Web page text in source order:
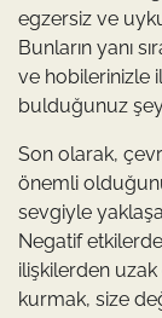
egzersiz ve
Bunların yanı
ve hobilerinizle
bulduğunuz
Son olarak,
önemli
sevgiyle
Negatif
ilişkilerden
kurmak, size